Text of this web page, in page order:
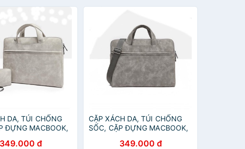
DA, TÚI CHỐNG
ĐỰNG MACBOOK,
349.000 đ
CẶP XÁCH DA, TÚI CHỐNG
SỐC, CẶP ĐỰNG MACBOOK,
CHỐNG NƯỚC349.000 đ